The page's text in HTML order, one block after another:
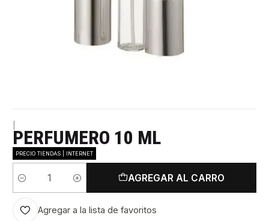
PERFUMERO 10 ML
PRECIO TIENDAS | INTERNET
Cantidad
AGREGAR AL CARRO
Agregar a la lista de favoritos